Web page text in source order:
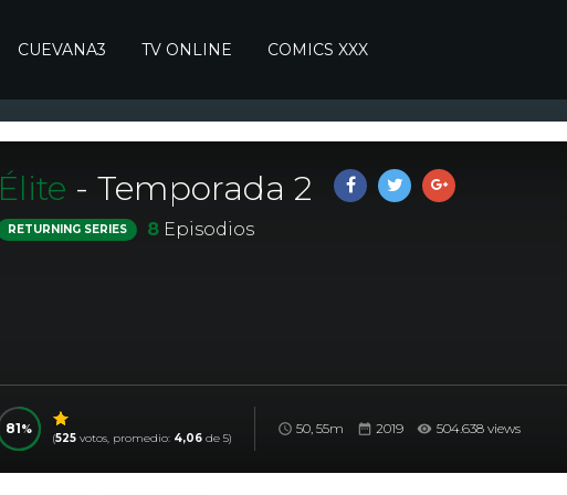
CUEVANA3 TV ONLINE COMICS XXX
Élite - Temporada 2
RETURNING SERIES 8Episodios
81
(525 votos, promedio: 4,06 de 5)
50, 55m 2019 504.638 views